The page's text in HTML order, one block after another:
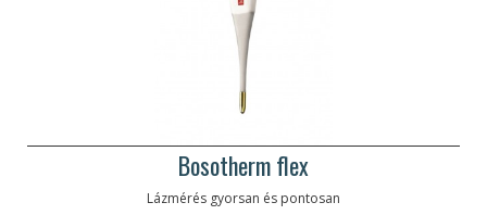
Bosotherm flex
Lázmérés gyorsan és pontosan